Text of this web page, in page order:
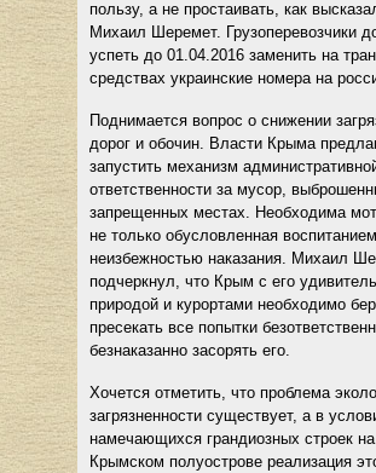
пользу, а не простаивать, как
Михаил Шеремет. Грузоперевозчики
успеть до 01.04.2016 заменить на
средствах украинские номера на
Поднимается вопрос о снижении
дорог и обочин. Власти Крыма
запустить механизм
ответственности за мусор,
запрещенных местах. Необходима
не только обусловленная
неизбежностью наказания. Михаил
подчеркнул, что Крым с его
природой и курортами необходимо
пресекать все попытки
безнаказанно засорять его.
Хочется отметить, что проблема
загрязненности существует, а в
намечающихся грандиозных строек на
Крымском полуострове реализация